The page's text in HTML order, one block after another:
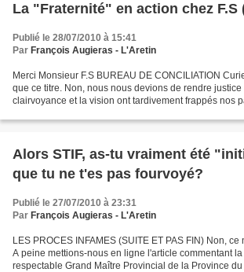
La "Fraternité" en action chez F.S
Publié le 28/07/2010 à 15:41
Par François Augieras - L'Aretin
Merci Monsieur F.S BUREAU DE CONCILIATION
que ce titre. Non, nous nous devions de rendre
clairvoyance et la vision ont tardivement frappés nos
Alors STIF, as-tu vraiment été
que tu ne t'es pas fourvoyé?
Publié le 27/07/2010 à 23:31
Par François Augieras - L'Aretin
LES PROCES INFAMES (SUITE ET PAS FIN) Non,
A peine mettions-nous en ligne l'article commentant
respectable Grand Maître Provincial de la Province